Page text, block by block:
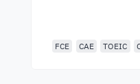
FCE CAE TOEIC